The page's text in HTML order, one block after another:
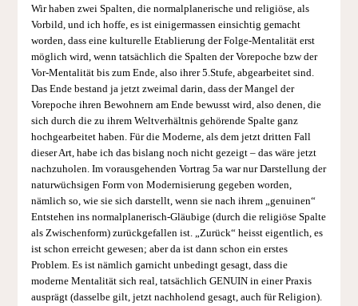
Wir haben zwei Spalten, die normalplanerische und religiöse, als
Vorbild, und ich hoffe, es ist einigermassen einsichtig gemacht
worden, dass eine kulturelle Etablierung der Folge-Mentalität erst
möglich wird, wenn tatsächlich die Spalten der Vorepoche bzw der
Vor-Mentalität bis zum Ende, also ihrer 5.Stufe, abgearbeitet sind.
Das Ende bestand ja jetzt zweimal darin, dass der Mangel der
Vorepoche ihren Bewohnern am Ende bewusst wird, also denen, die
sich durch die zu ihrem Weltverhältnis gehörende Spalte ganz
hochgearbeitet haben. Für die Moderne, als dem jetzt dritten Fall
dieser Art, habe ich das bislang noch nicht gezeigt – das wäre jetzt
nachzuholen. Im vorausgehenden Vortrag 5a war nur Darstellung der
naturwüchsigen Form von Modernisierung gegeben worden,
nämlich so, wie sie sich darstellt, wenn sie nach ihrem „genuinen“
Entstehen ins normalplanerisch-Gläubige (durch die religiöse Spalte
als Zwischenform) zurückgefallen ist. „Zurück“ heisst eigentlich, es
ist schon erreicht gewesen; aber da ist dann schon ein erstes
Problem. Es ist nämlich garnicht unbedingt gesagt, dass die
moderne Mentalität sich real, tatsächlich GENUIN in einer Praxis
ausprägt (dasselbe gilt, jetzt nachholend gesagt, auch für Religion).